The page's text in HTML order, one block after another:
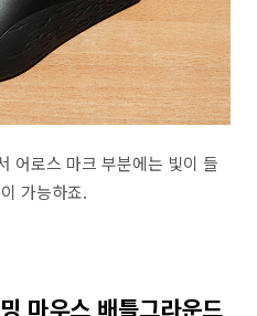
어로스 마크 부분에는 빛이 들
가능하죠.
마우스 배틀그라운드